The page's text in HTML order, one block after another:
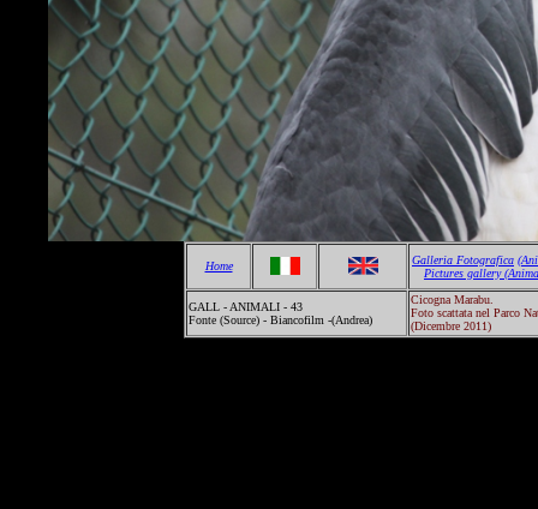
Home Galleria Fotografica
Pictures gallery
GALL - ANIMALI - 43
Fonte (Source) - Biancofilm -(Andrea)
Cicogna Marabu.
Foto scattata nel Parco
(Dicembre 2011)